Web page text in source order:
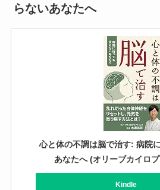
らないあなたへ
心と体の不調は脳で治す: 病院
あなたへ (オリーブカイロ
Kindle